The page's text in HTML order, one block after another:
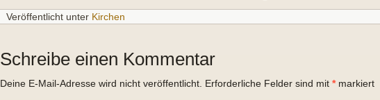
Veröffentlicht unter Kirchen
Schreibe einen Kommentar
Deine E-Mail-Adresse wird nicht veröffentlicht. Erforderliche Felder sind mit *markiert